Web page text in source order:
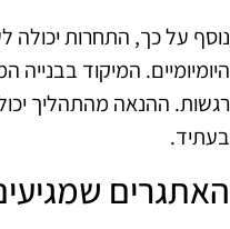
נוסף על כך, התחרות יכולה
היומיומיים. המיקוד
רגשות. ההנאה מהתהליך
בעתיד.
האתגרים